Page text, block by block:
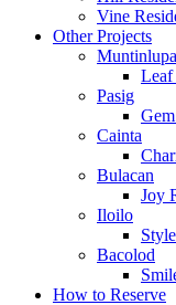
Vine
Other Projects
Muntinlupa
Leaf
Pasig
Cainta
Bulacan
Joy
Iloilo
Bacolod
How to Reserve